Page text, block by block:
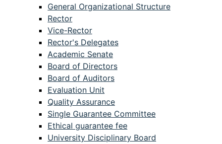
General Organizational Structure
Rector
Vice-Rector
Rector's Delegates
Academic Senate
Board of Directors
Board of Auditors
Evaluation Unit
Quality Assurance
Single Guarantee Committee
Ethical guarantee fee
University Disciplinary Board